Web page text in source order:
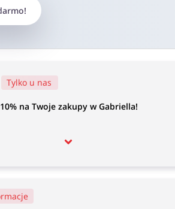
Tylko u nas
na Twoje zakupy w Gabriella!